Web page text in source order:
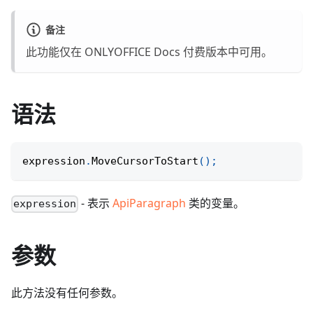
备注
此功能仅在 ONLYOFFICE Docs 付费版本中可用。
语法
expression . MoveCursorToStart ( ) ;
expression - 表示ApiParagraph 类的变量。
参数
此方法没有任何参数。